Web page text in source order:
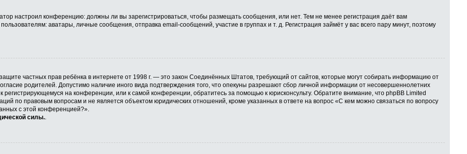
настроил конференцию: должны ли вы зарегистрироваться, чтобы размещать сообщения, или нет. Тем не менее регистрация даёт вам
аватары, личные сообщения, отправка email-сообщений, участие в группах и т. д. Регистрация займёт у вас всего пару минут, поэтому
частных прав ребёнка в интернете от 1998 г. — это закон Соединённых Штатов, требующий от сайтов, которые могут собирать информацию от
родителей. Допустимо наличие иного вида подтверждения того, что опекуны разрешают сбор личной информации от несовершеннолетних
на конференции, или к самой конференции, обратитесь за помощью к юрисконсульту. Обратите внимание, что phpBB Limited
по правовым вопросам и не является объектом юридических отношений, кроме указанных в ответе на вопрос «С кем можно связаться по вопросу
с этой конференцией?».
силы..